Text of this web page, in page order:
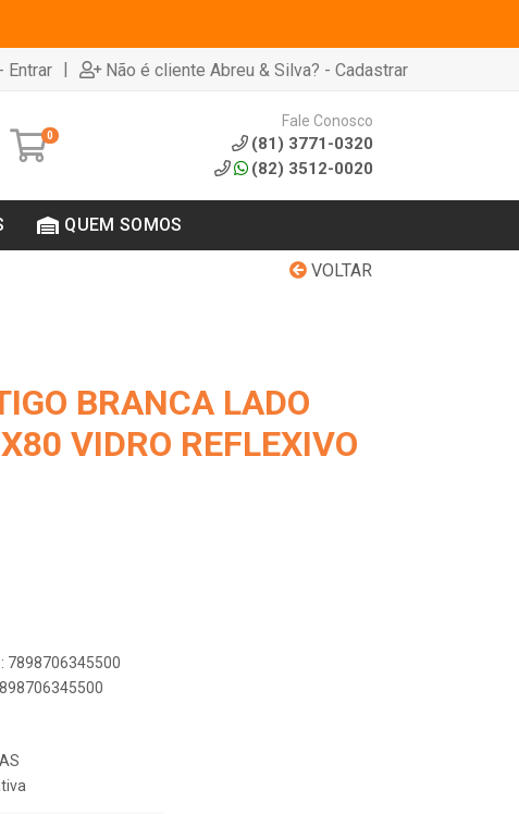
Entrar | Não é cliente Abreu & Silva? - Cadastrar
0
Fale Conosco
(81) 3771-0320
(82) 3512-0020
QUEM SOMOS
VOLTAR
BRANCA LADO
VIDRO REFLEXIVO
7898706345500